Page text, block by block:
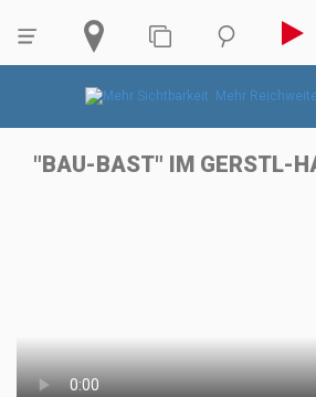
"BAU-BAST" IM GERSTL-